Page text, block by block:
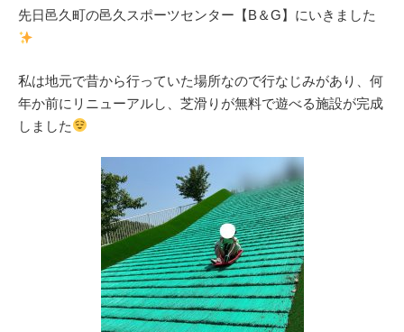
先日邑久町の邑久スポーツセンター【B＆G】にいきました
私は地元で昔から行っていた場所なので行なじみがあり、何
年か前にリニューアルし、芝滑りが無料で遊べる施設が完成
しました